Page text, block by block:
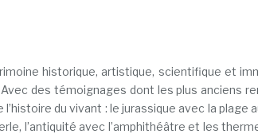
historique, artistique, scientifique et
des témoignages dont les plus anciens
du vivant : le jurassique avec la plage
l’antiquité avec l’amphithéâtre et les